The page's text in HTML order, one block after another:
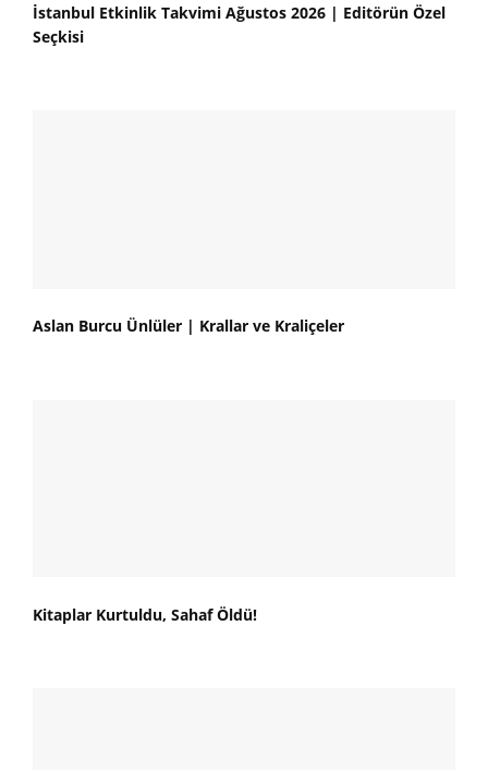
İstanbul Etkinlik Takvimi Ağustos 2026 | Editörün Özel
Seçkisi
Aslan Burcu Ünlüler | Krallar ve Kraliçeler
Kitaplar Kurtuldu, Sahaf Öldü!